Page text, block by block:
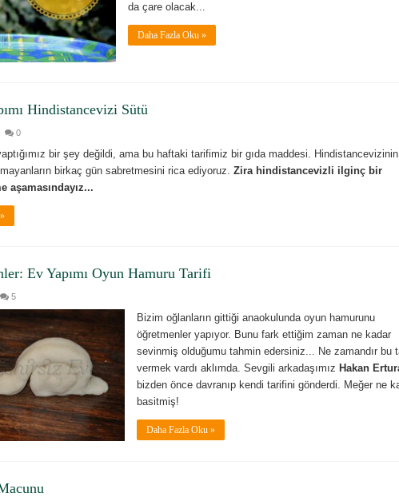
da çare olacak...
Daha Fazla Oku »
Hindistancevizi Sütü
0
bir şey değildi, ama bu haftaki tarifimiz bir gıda maddesi. Hindistancevizinin
birkaç gün sabretmesini rica ediyoruz. Zira hindistancevizli ilginç bir
aşamasındayız...
Ev Yapımı Oyun Hamuru Tarifi
5
Bizim oğlanların gittiği anaokulunda oyun hamurunu
öğretmenler yapıyor. Bunu fark ettiğim zaman ne kadar
sevinmiş olduğumu tahmin edersiniz... Ne zamandır bu
vermek vardı aklımda. Sevgili arkadaşımız Hakan
bizden önce davranıp kendi tarifini gönderdi. Meğer ne
basitmiş!
Daha Fazla Oku »